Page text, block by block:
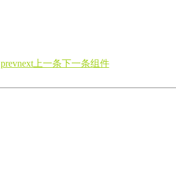
prevnext上一条下一条组件